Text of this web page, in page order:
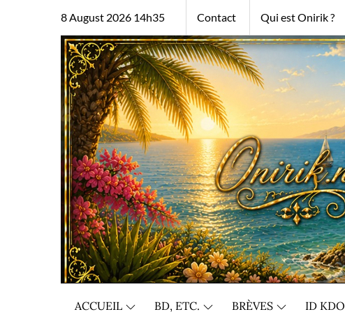
8 August 2026 14h35 Contact Qui est Onirik ?
ACCUEIL BD, ETC. BRÈVES ID KDO